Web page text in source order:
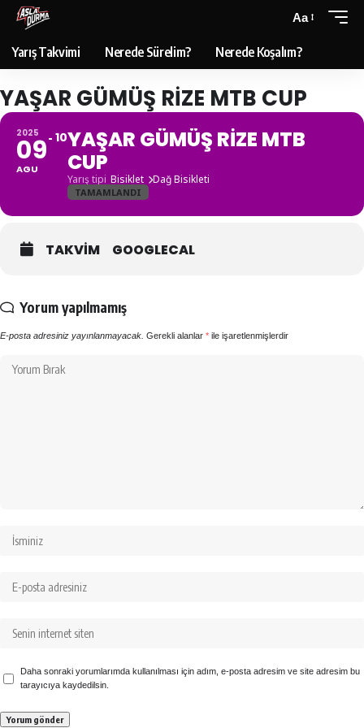
Aa
Yarış Takvimi Nerede Sürelim? Nerede Koşalım?
YAŞAR GÜMÜŞ RIZE MTB CUP
2025
09
AGU
10YAŞAR GÜMÜŞ RIZE MTB
CUP
Yarış tipi Bisiklet Dağ Bisikleti
TAMAMLANDI
TAKVIM GOOGLECAL
Yorum yapılmamış
E-posta adresiniz yayınlanmayacak. Gerekli alanlar * ile işaretlenmişlerdir
Daha sonraki yorumlarımda kullanılması için adım, e-posta adresim ve site adresim bu
tarayıcıya kaydedilsin.